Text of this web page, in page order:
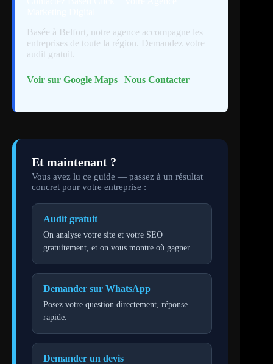
Basée à Belfort, notre agence accompagne les
entreprises de toute la région. Demandez votre
audit gratuit.
Voir sur Google Maps | Nous Contacter
Et maintenant ?
Vous avez lu ce guide — passez à un résultat
concret pour votre entreprise :
Audit gratuit
On analyse votre site et votre SEO
gratuitement, et on vous montre où gagner.
Demander sur WhatsApp
Posez votre question directement, réponse
rapide.
Demander un devis